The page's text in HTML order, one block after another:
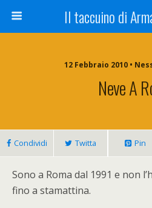
Il taccuino di
12 Febbraio 2010 •
Neve A
Condividi Twitta Pin
Sono a Roma dal 1991 e non
fino a stamattina.